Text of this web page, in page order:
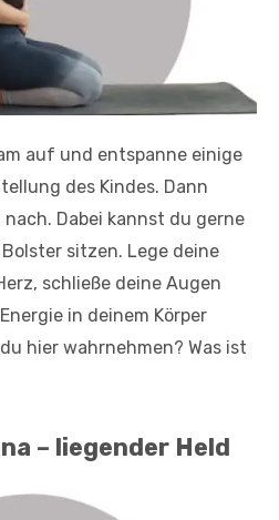
auf und entspanne einige
des Kindes. Dann
Dabei kannst du gerne
sitzen. Lege deine
schließe deine Augen
in deinem Körper
hier wahrnehmen? Was ist
– liegender Held